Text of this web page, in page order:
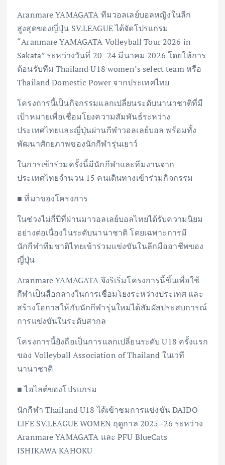
Aranmare YAMAGATA ทีมวอลเลย์บอลหญิงในลีก
สูงสุดของญี่ปุ่น SV.LEAGUE ได้จัดโปรแกรม
“Aranmare YAMAGATA Volleyball Tour 2026 in
Sakata” ระหว่างวันที่ 20–24 มีนาคม 2026 โดยให้การ
ต้อนรับทีม Thailand U18 women’s select team หรือ
Thailand Domestic Power จากประเทศไทย
โครงการนี้เป็นกิจกรรมแลกเปลี่ยนระดับนานาชาติที่มี
เป้าหมายเพื่อเชื่อมโยงความสัมพันธ์ระหว่าง
ประเทศไทยและญี่ปุ่นผ่านกีฬาวอลเลย์บอล พร้อมทั้ง
พัฒนาศักยภาพของนักกีฬารุ่นเยาว์
ในการเข้าร่วมครั้งนี้มีนักกีฬาและทีมงานจาก
ประเทศไทยจำนวน 15 คนเดินทางเข้าร่วมกิจกรรม
■ ที่มาของโครงการ
ในช่วงไม่กี่ปีที่ผ่านมาวอลเลย์บอลไทยได้รับความนิยม
อย่างต่อเนื่องในระดับนานาชาติ โดยเฉพาะการมี
นักกีฬาทีมชาติไทยเข้าร่วมแข่งขันในลีกมืออาชีพของ
ญี่ปุ่น
Aranmare YAMAGATA จึงริเริ่มโครงการนี้ขึ้นเพื่อใช้
กีฬาเป็นสื่อกลางในการเชื่อมโยงระหว่างประเทศ และ
สร้างโอกาสให้กับนักกีฬารุ่นใหม่ได้สัมผัสประสบการณ์
การแข่งขันในระดับสากล
โครงการนี้ยังถือเป็นการแลกเปลี่ยนระดับ U18 ครั้งแรก
ของ Volleyball Association of Thailand ในเวที
นานาชาติ
■ ไฮไลต์ของโปรแกรม
นักกีฬา Thailand U18 ได้เข้าชมการแข่งขัน DAIDO
LIFE SV.LEAGUE WOMEN ฤดูกาล 2025–26 ระหว่าง
Aranmare YAMAGATA และ PFU BlueCats
ISHIKAWA KAHOKU